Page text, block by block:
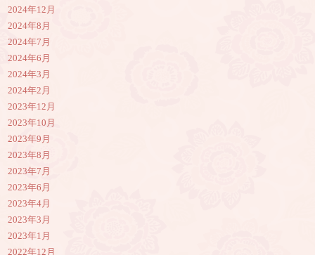
2024年12月
2024年8月
2024年7月
2024年6月
2024年3月
2024年2月
2023年12月
2023年10月
2023年9月
2023年8月
2023年7月
2023年6月
2023年4月
2023年3月
2023年1月
2022年12月